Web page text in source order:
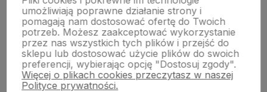
Strony Informacyjne
Moje konto
umożliwiają poprawne działanie strony i
pomagają nam dostosować ofertę do Twoich
potrzeb. Możesz zaakceptować wykorzystanie
przez nas wszystkich tych plików i przejść do
sklepu lub dostosować użycie plików do swoich
preferencji, wybierając opcję "Dostosuj zgody".
Więcej o plikach cookies przeczytasz w naszej
Polityce prywatności.